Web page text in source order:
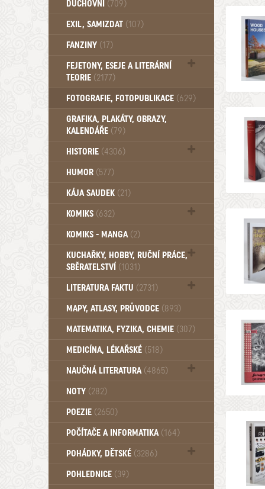
DUCHOVNÍ (709)
Okultismus (110)
EXIL, SAMIZDAT (107)
FANZINY (17)
FEJETONY, ESEJE A LITERÁRNÍ
TEORIE (2177)
Citáty, aforismy, snáře, přísloví,
FOTOGRAFIE, FOTOPUBLIKACE (629)
GRAFIKA, PLAKÁTY, OBRAZY,
KALENDÁŘE (79)
HISTORIE (4306)
Mytologie, Mýty, Báje, Pověsti (203)
HUMOR (577)
KÁJA SAUDEK (21)
KOMIKS (632)
Komiks - Čtyřlístek (232)
KOMIKS - MANGA (2)
KUCHAŘKY, HOBBY, RUČNÍ PRÁCE,
SBĚRATELSTVÍ (1031)
Dům a byt (102)
LITERATURA FAKTU (2731)
Katalogy (503)
MAPY, ATLASY, PRŮVODCE (893)
MATEMATIKA, FYZIKA, CHEMIE (307)
MEDICÍNA, LÉKAŘSKÉ (518)
NAUČNÁ LITERATURA (4865)
Zdraví a zdraví životní styl (510)
NOTY (282)
POEZIE (2650)
POČÍTAČE A INFORMATIKA (164)
POHÁDKY, DĚTSKÉ (3286)
Pro děti a mládež (2882)
POHLEDNICE (39)